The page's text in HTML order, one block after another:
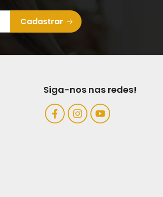
Cadastrar
Siga-nos nas redes!